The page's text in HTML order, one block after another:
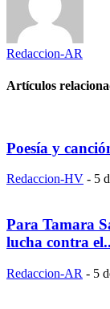
Redaccion-AR
Artículos
Poesía y
Redaccion-HV - 5
Para Tamara
lucha contra
Redaccion-AR - 5